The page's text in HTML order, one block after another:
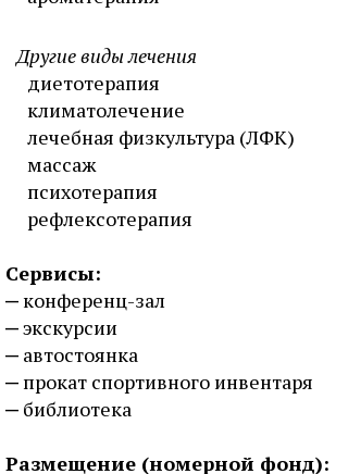
Другие виды лечения
диетотерапия
климатолечение
лечебная физкультура (ЛФК)
массаж
психотерапия
рефлексотерапия
Сервисы:
конференц-зал
экскурсии
автостоянка
прокат спортивного инвентаря
библиотека
Размещение (номерной фонд):